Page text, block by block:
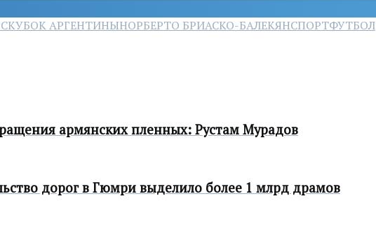
КУБОК АРГЕНТИНЫНОРБЕРТО БРИАСКО-БАЛЕКЯНСПОРТФУТБОЛ
армянских пленных: Рустам Мурадов
дорог в Гюмри выделило более 1 млрд драмов